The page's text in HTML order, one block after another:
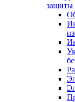
защиты